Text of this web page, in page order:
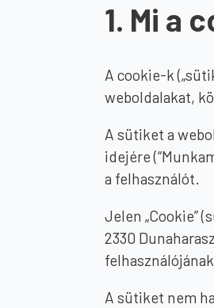
1. Mi a
A cookie-k
weboldalakat,
A sütiket a
idejére
a felhasználót.
Jelen „Cookie”
2330
A sütiket nem